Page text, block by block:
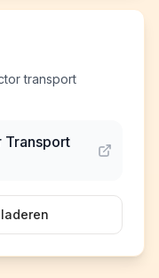
transport
Transport